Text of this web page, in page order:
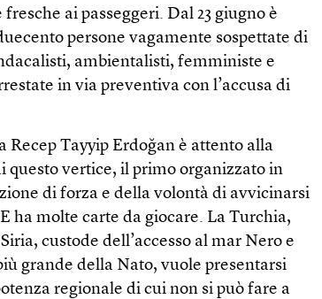
fresche ai passeggeri. Dal 23 giugno è
persone vagamente sospettate di
ambientalisti, femministe e
in via preventiva con l’accusa di
Tayyip Erdoğan è attento alla
questo vertice, il primo organizzato in
di forza e della volontà di avvicinarsi
ha molte carte da giocare. La Turchia,
custode dell’accesso al mar Nero e
grande della Nato, vuole presentarsi
regionale di cui non si può fare a